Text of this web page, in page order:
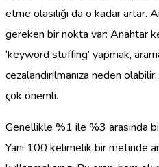
etme olasılığı da o kadar artar.
gereken bir nokta var: Anahtar
‘keyword stuffing’ yapmak,
cezalandırılmanıza neden
çok önemli.
Genellikle %1 ile %3 arasında
Yani 100 kelimelik bir metinde